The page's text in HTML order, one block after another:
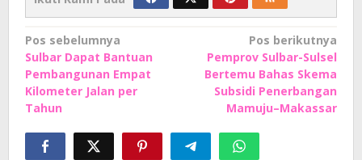
Navigasi
pos
Pos sebelumnya
Sulbar Dapat Bantuan
Pembangunan Empat
Kilometer Jalan per
Tahun
Pos berikutnya
Pemprov Sulbar-Sulsel
Bertemu Bahas Skema
Subsidi Penerbangan
Mamuju–Makassar